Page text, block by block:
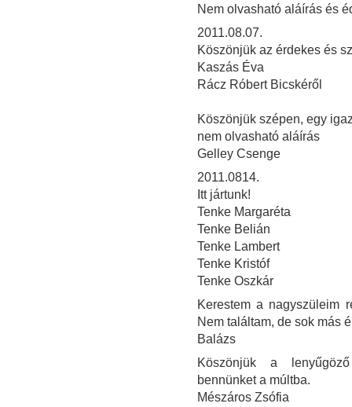
Nem olvasható aláírás és
2011.08.07.
Köszönjük az érdekes és
Kaszás Éva
Rácz Róbert Bicskéről
Köszönjük szépen, egy
nem olvasható aláírás
Gelley Csenge
2011.0814.
Itt jártunk!
Tenke Margaréta
Tenke Belián
Tenke Lambert
Tenke Kristóf
Tenke Oszkár
Kerestem a nagyszüleim
Nem találtam, de sok más
Balázs
Köszönjük a
bennünket a múltba.
Mészáros Zsófia